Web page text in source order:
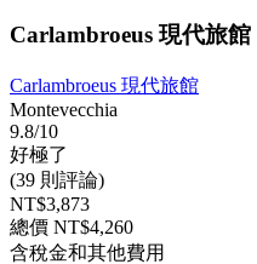
Carlambroeus 現代旅館
Carlambroeus 現代旅館
Montevecchia
9.8/10
好極了
(39 則評論)
NT$3,873
總價 NT$4,260
含稅金和其他費用